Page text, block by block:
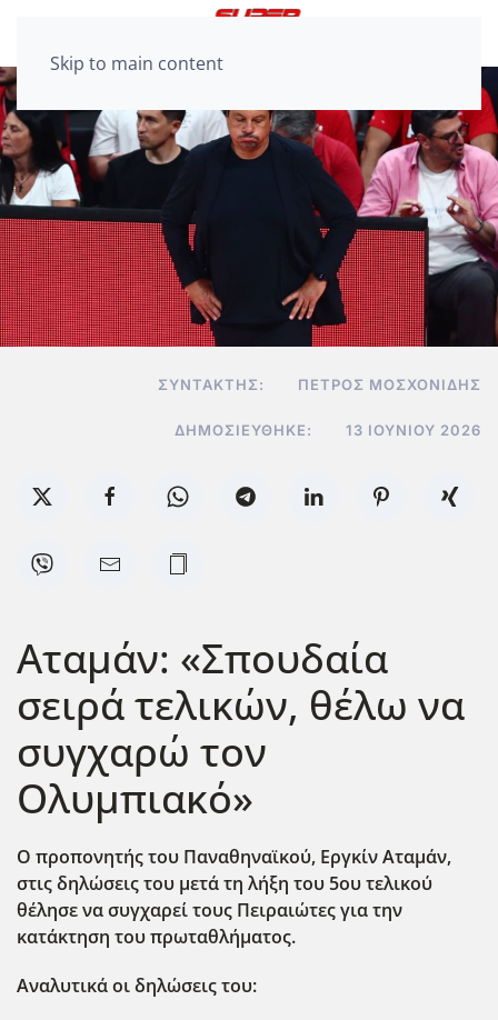
Skip to main content
ΣΥΝΤΆΚΤΗΣ: ΠΈΤΡΟΣ ΜΟΣΧΟΝΊΔΗΣ
ΔΗΜΟΣΙΕΎΘΗΚΕ: 13 ΙΟΥΝΊΟΥ 2026
Αταμάν: «Σπουδαία
σειρά τελικών, θέλω να
συγχαρώ τον
Ολυμπιακό»
Ο προπονητής του Παναθηναϊκού, Εργκίν Αταμάν,
στις δηλώσεις του μετά τη λήξη του 5ου τελικού
θέλησε να συγχαρεί τους Πειραιώτες για την
κατάκτηση του πρωταθλήματος.
Αναλυτικά οι δηλώσεις του: